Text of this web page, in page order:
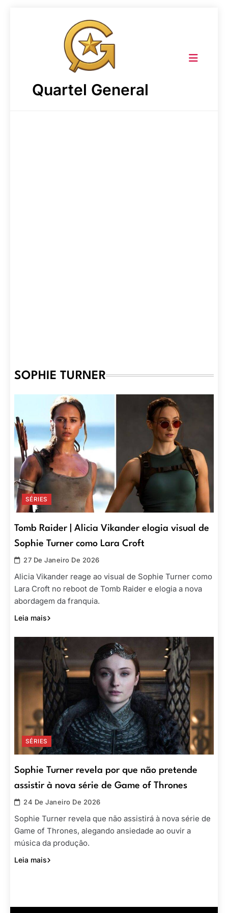
Quartel General
SOPHIE TURNER
SÉRIES
Tomb Raider | Alicia Vikander elogia visual de
Sophie Turner como Lara Croft
27 De Janeiro De 2026
Alicia Vikander reage ao visual de Sophie Turner como
Lara Croft no reboot de Tomb Raider e elogia a nova
abordagem da franquia.
Leia mais
SÉRIES
Sophie Turner revela por que não pretende
assistir à nova série de Game of Thrones
24 De Janeiro De 2026
Sophie Turner revela que não assistirá à nova série de
Game of Thrones, alegando ansiedade ao ouvir a
música da produção.
Leia mais